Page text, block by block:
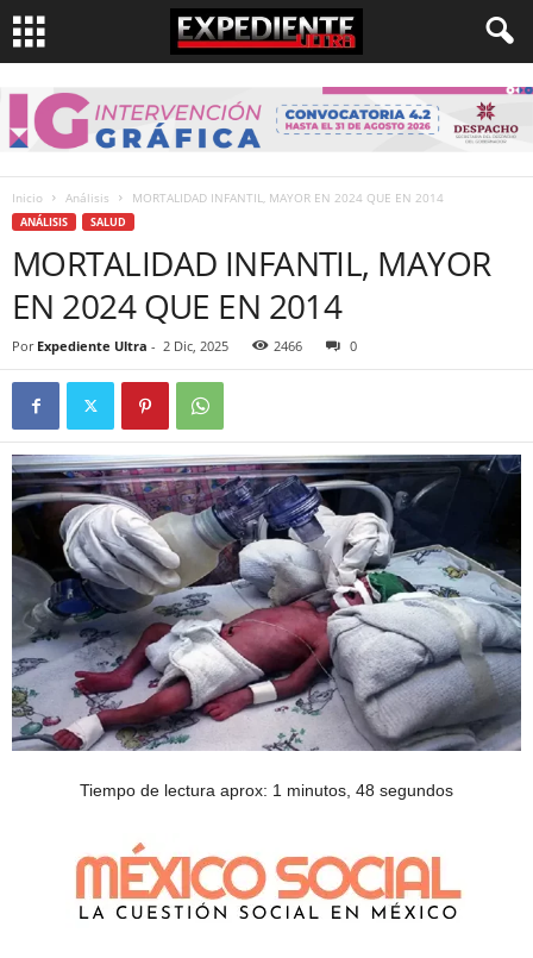
Inicio Análisis MORTALIDAD INFANTIL, MAYOR EN 2024 QUE EN 2014
ANÁLISIS SALUD
MORTALIDAD INFANTIL, MAYOR
EN 2024 QUE EN 2014
Por Expediente Ultra - 2 Dic, 2025 2466 0
Tiempo de lectura aprox: 1 minutos, 48 segundos